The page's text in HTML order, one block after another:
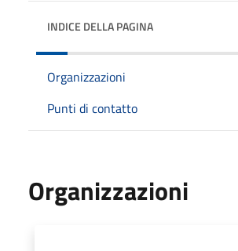
INDICE DELLA PAGINA
Organizzazioni
Punti di contatto
Organizzazioni